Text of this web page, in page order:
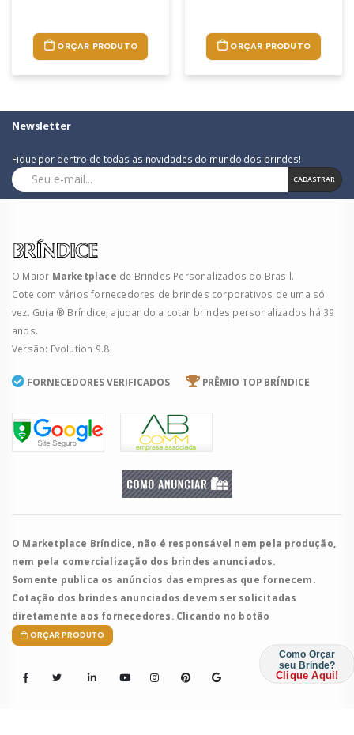
ORÇAR PRODUTO ORÇAR PRODUTO
Newsletter
Fique por dentro de todas as novidades do mundo dos brindes!
CADASTRAR
O Maior Marketplace de Brindes Personalizados do Brasil.
Cote com vários fornecedores de brindes corporativos de uma só
vez. Guia ® Bríndice, ajudando a cotar brindes personalizados há 39
anos.
Versão: Evolution 9.8
FORNECEDORES VERIFICADOS PRÊMIO TOP BRÍNDICE
O Marketplace Bríndice, não é responsável nem pela produção,
nem pela comercialização dos brindes anunciados.
Somente publica os anúncios das empresas que fornecem.
Cotação dos brindes anunciados devem ser solicitadas
diretamente aos fornecedores. Clicando no botão
ORÇAR PRODUTO
Como Orçar
seu Brinde?
Clique Aqui!